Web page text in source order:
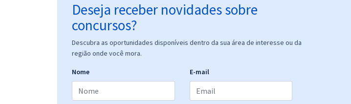
Deseja receber novidades sobre
concursos?
Descubra as oportunidades disponíveis dentro da sua área de interesse ou da
região onde você mora.
Nome E-mail